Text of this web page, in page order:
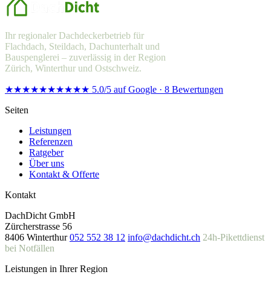
Ihr regionaler Dachdeckerbetrieb für
Flachdach, Steildach, Dachunterhalt und
Bauspenglerei – zuverlässig in der Region
Zürich, Winterthur und Ostschweiz.
★★★★★★★★★★ 5.0/5 auf Google · 8 Bewertungen
Seiten
Leistungen
Referenzen
Ratgeber
Über uns
Kontakt & Offerte
Kontakt
DachDicht GmbH
Zürcherstrasse 56
8406 Winterthur 052 552 38 12 info@dachdicht.ch 24h-Pikettdienst
bei Notfällen
Leistungen in Ihrer Region